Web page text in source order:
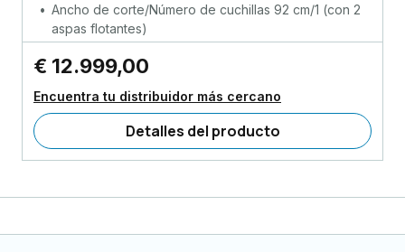
Ancho de corte/Número de cuchillas 92 cm/1 (con 2
aspas flotantes)
€ 12.999,00
Encuentra tu distribuidor más cercano
Detalles del producto